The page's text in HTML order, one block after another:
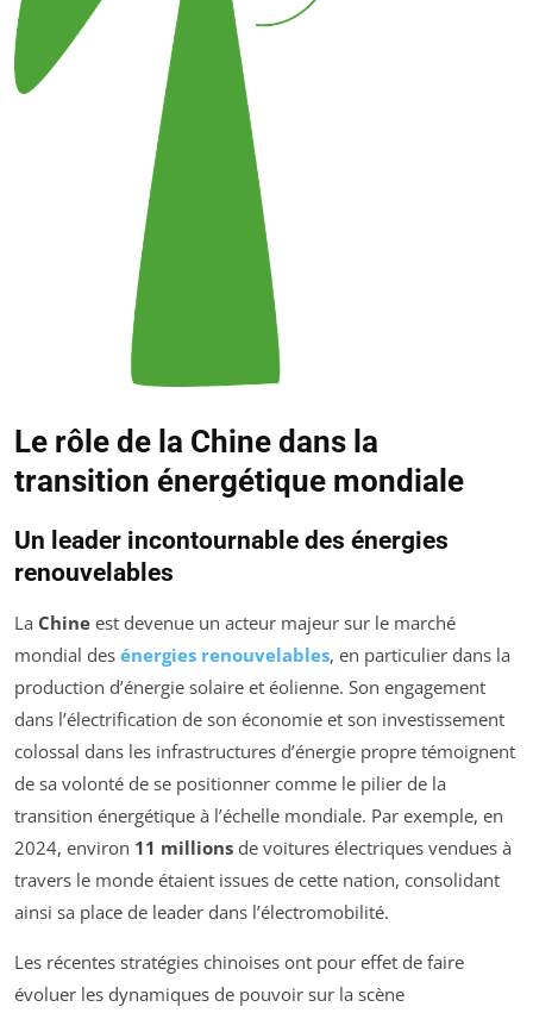
Le rôle de la Chine dans la
transition énergétique mondiale
Un leader incontournable des énergies
renouvelables
La Chine est devenue un acteur majeur sur le marché
mondial des énergies renouvelables, en particulier dans la
production d’énergie solaire et éolienne. Son engagement
dans l’électrification de son économie et son investissement
colossal dans les infrastructures d’énergie propre témoignent
de sa volonté de se positionner comme le pilier de la
transition énergétique à l’échelle mondiale. Par exemple, en
2024, environ 11 millions de voitures électriques vendues à
travers le monde étaient issues de cette nation, consolidant
ainsi sa place de leader dans l’électromobilité.
Les récentes stratégies chinoises ont pour effet de faire
évoluer les dynamiques de pouvoir sur la scène